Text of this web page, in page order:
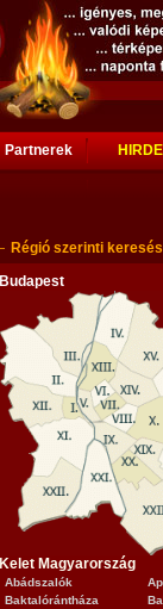
Partnerek
Régió szerinti keresés
Budapest
Kelet Magyarország
Abádszalók
Baktalórántháza